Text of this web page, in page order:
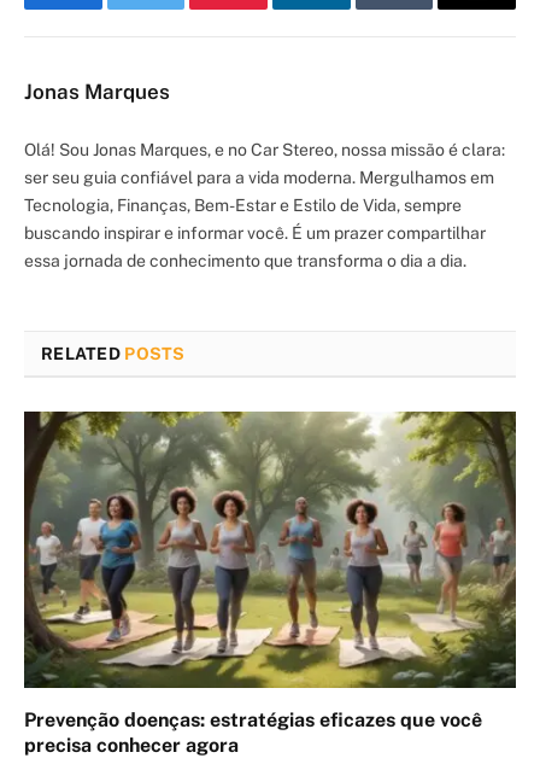
FacebookTwitter Pinterest LinkedInTumblr Email
Jonas Marques
Olá! Sou Jonas Marques, e no Car Stereo, nossa missão é clara:
ser seu guia confiável para a vida moderna. Mergulhamos em
Tecnologia, Finanças, Bem-Estar e Estilo de Vida, sempre
buscando inspirar e informar você. É um prazer compartilhar
essa jornada de conhecimento que transforma o dia a dia.
RELATED POSTS
Prevenção doenças: estratégias eficazes que você
precisa conhecer agora